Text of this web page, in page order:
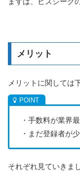
メリット
メリットに関しては
・手数料が業界
・まだ登録者が
それぞれ見ていきま